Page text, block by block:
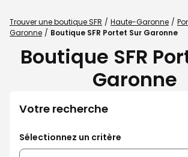
Trouver une boutique SFR Haute-Garonne
Garonne
Boutique SFR Portet Sur Garonne
Boutique SFR
Garonne
Votre recherche
Sélectionnez un critère